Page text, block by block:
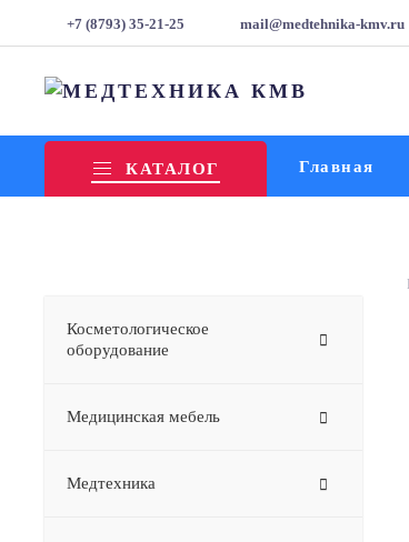
+7 (8793) 35-21-25 mail@medtehnika-kmv.ru
КАТАЛОГ Главная
Косметологическое
оборудование
Медицинская мебель
Медтехника